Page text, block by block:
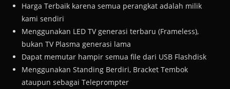
Harga Terbaik karena semua perangkat adalah milik
kami sendiri
Menggunakan LED TV generasi terbaru (Frameless),
bukan TV Plasma generasi lama
Dapat memutar hampir semua file dari USB Flashdisk
Menggunakan Standing Berdiri, Bracket Tembok
ataupun sebagai Teleprompter